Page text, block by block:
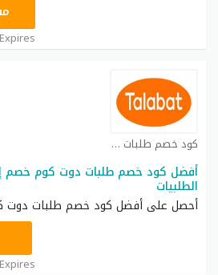
كود خصم طلبات كوبون
الطلبيات
أحصل على أفضل كود خصم طلبات